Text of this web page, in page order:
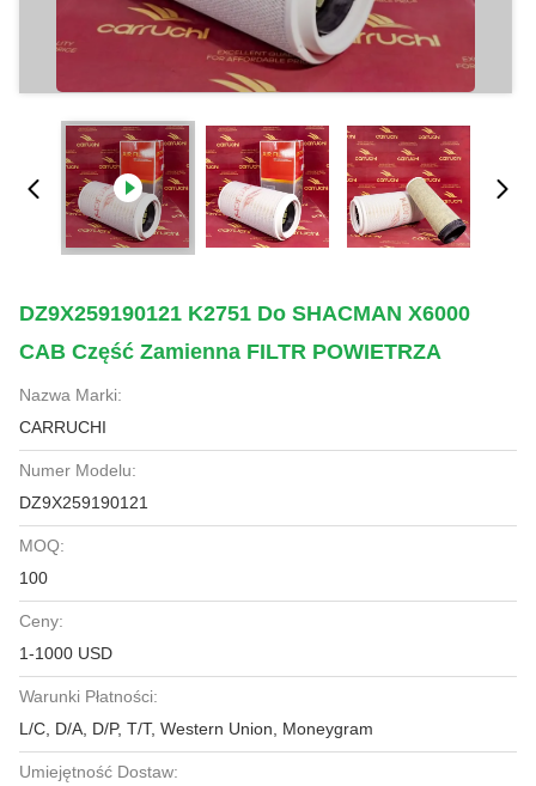
DZ9X259190121 K2751 Do SHACMAN X6000
CAB Część Zamienna FILTR POWIETRZA
Nazwa Marki:
CARRUCHI
Numer Modelu:
DZ9X259190121
MOQ:
100
Ceny:
1-1000 USD
Warunki Płatności:
L/C, D/A, D/P, T/T, Western Union, Moneygram
Umiejętność Dostaw: